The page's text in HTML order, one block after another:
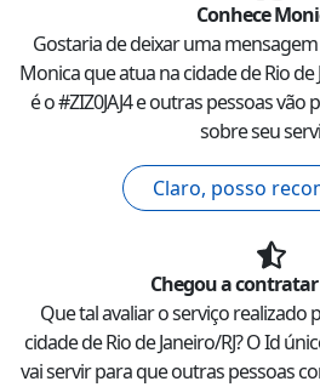
Conhece
Gostaria de deixar uma
Monicaque atua na cidade deRio de
é o #ZIZ0JAJ4e outras pessoas vão
sobre seu
Claro, posso
Chegou a contratar
Que tal avaliar o serviço realizado
cidade deRio de Janeiro/RJ? O Id
vai servir para que outras pessoas